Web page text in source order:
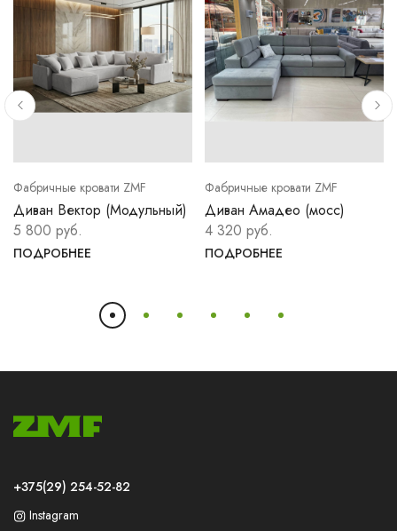
Фабричные кровати ZMF
Диван Вектор (Модульный)
5 800 руб.
ПОДРОБНЕЕ
Фабричные кровати ZMF
Диван Амадео (мосс)
4 320 руб.
ПОДРОБНЕЕ
+375(29) 254-52-82
Instagram